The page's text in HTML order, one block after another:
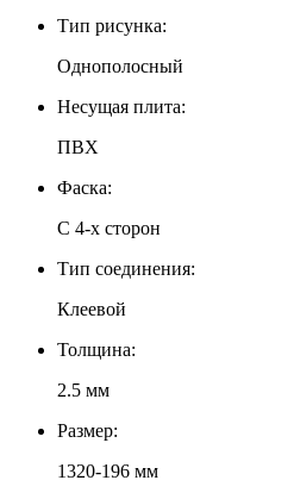
Тип рисунка:
Однополосный
Несущая плита:
ПВХ
Фаска:
С 4-х сторон
Тип соединения:
Клеевой
Толщина:
2.5 мм
Размер:
1320-196 мм